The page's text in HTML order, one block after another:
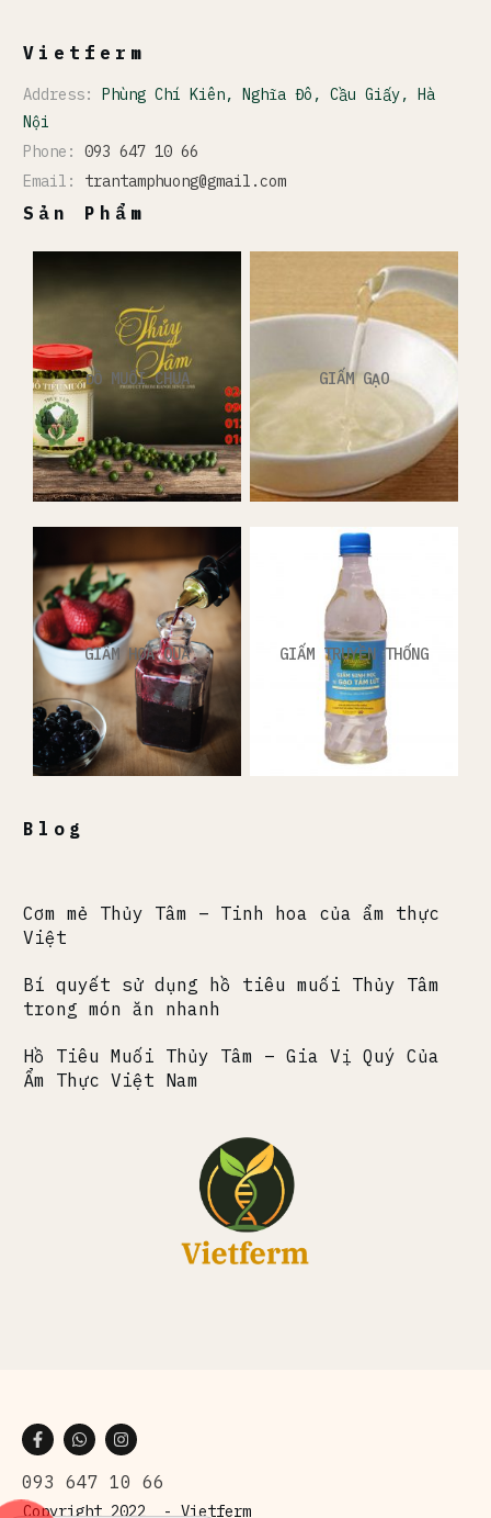
Vietferm
Address: Phùng Chí Kiên, Nghĩa Đô, Cầu Giấy, Hà
Nội
Phone: 093 647 10 66
Email: trantamphuong@gmail.com
Sản Phẩm
ĐỒ MUỐI CHUA GIẤM GẠO
GIẤM HOA QUẢ GIẤM TRUYỀN THỐNG
Blog
Cơm mẻ Thủy Tâm – Tinh hoa của ẩm thực
Việt
Bí quyết sử dụng hồ tiêu muối Thủy Tâm
trong món ăn nhanh
Hồ Tiêu Muối Thủy Tâm – Gia Vị Quý Của
Ẩm Thực Việt Nam
093 647 10 66
Copyright 2022 -Vietferm